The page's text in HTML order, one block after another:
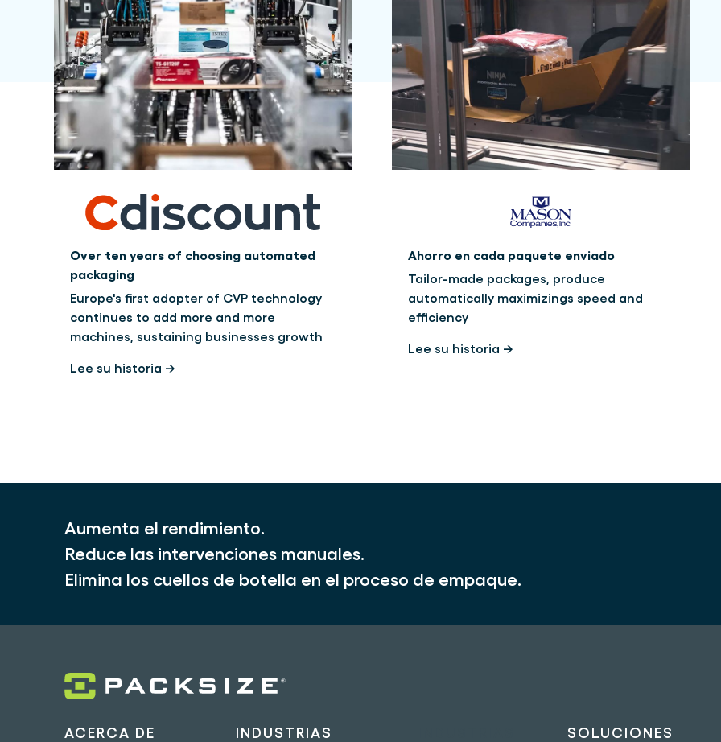
Over ten years of choosing automated
packaging
Europe's first adopter of CVP technology
continues to add more and more
machines, sustaining businesses growth
Lee su historia →
Ahorro en cada paquete enviado
Tailor-made packages, produce
automatically maximizings speed and
efficiency
Lee su historia →
Aumenta el rendimiento.
Reduce las intervenciones manuales.
Elimina los cuellos de botella en el proceso de empaque.
ACERCA DE INDUSTRIAS SOLUCIONES